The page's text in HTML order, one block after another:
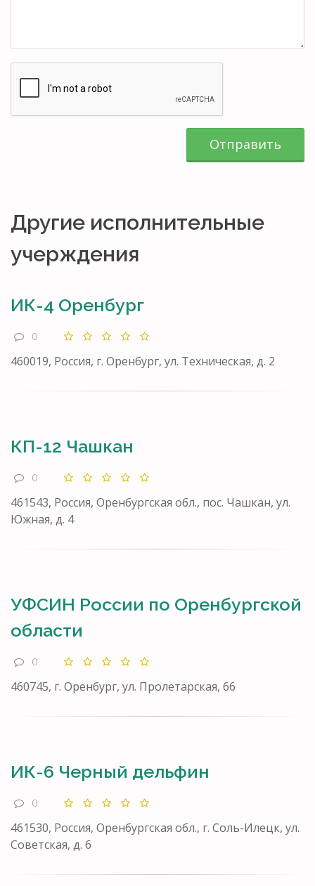
Отправить
Другие исполнительные
учерждения
ИК-4 Оренбург
0
460019, Россия, г. Оренбург, ул. Техническая, д. 2
КП-12 Чашкан
0
461543, Россия, Оренбургская обл., пос. Чашкан, ул.
Южная, д. 4
УФСИН России по Оренбургской
области
0
460745, г. Оренбург, ул. Пролетарская, 66
ИК-6 Черный дельфин
0
461530, Россия, Оренбургская обл., г. Соль-Илецк, ул.
Советская, д. 6